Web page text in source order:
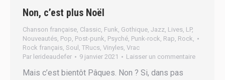
Non, c’est plus Noël
Chanson française, Classic, Funk, Gothique, Jazz, Lives, LP,
Nouveautés, Pop, Post-punk, Psyché, Punk-rock, Rap, Rock,
Rock français, Soul , TRucs, Vinyles, Vrac
Par lerideaudefer 9 janvier 2021 Laisser un commentaire
Mais c’est bientôt Pâques. Non ? Si, dans pas